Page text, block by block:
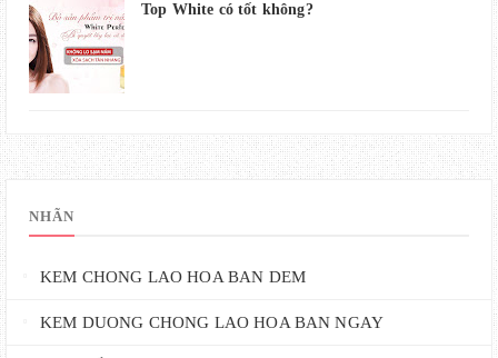
Top White có tốt không?
NHÃN
KEM CHONG LAO HOA BAN DEM
KEM DUONG CHONG LAO HOA BAN NGAY